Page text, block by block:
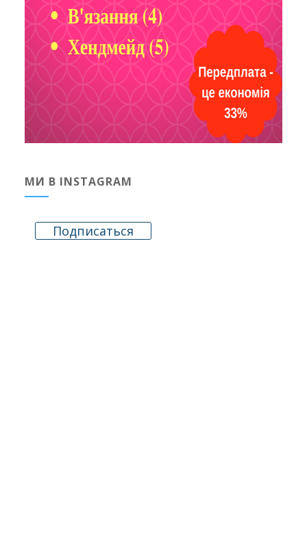
МИ В INSTAGRAM
Подписаться